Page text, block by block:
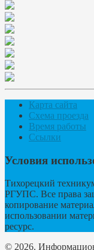
Карта сайта
Схема проезда
Время работы
Ссылки
Условия
Тихорецкий
РГУПС. Все права
копирование
использовании
ресурс.
© 2026.